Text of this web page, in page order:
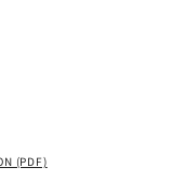
(PDF)